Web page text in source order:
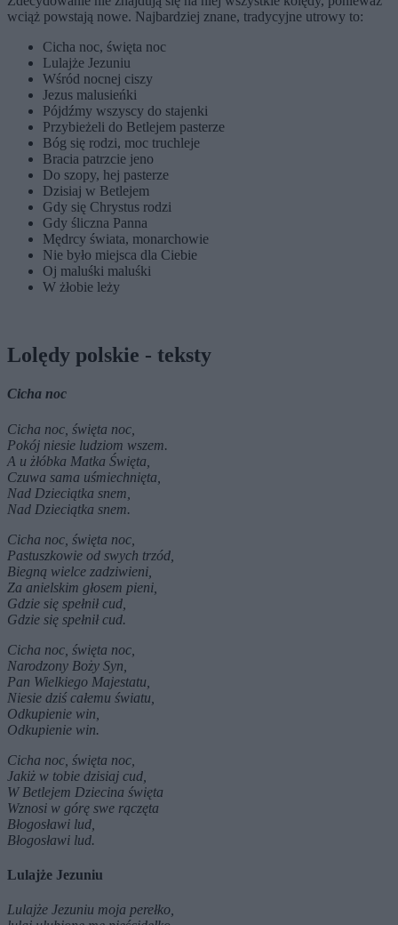
wciąż powstają nowe. Najbardziej znane, tradycyjne utrowy to:
Cicha noc, święta noc
Lulajże Jezuniu
Wśród nocnej ciszy
Jezus malusieńki
Pójdźmy wszyscy do stajenki
Przybieżeli do Betlejem pasterze
Bóg się rodzi, moc truchleje
Bracia patrzcie jeno
Do szopy, hej pasterze
Dzisiaj w Betlejem
Gdy się Chrystus rodzi
Gdy śliczna Panna
Mędrcy świata, monarchowie
Nie było miejsca dla Ciebie
Oj maluśki maluśki
W żłobie leży
Lolędy polskie - teksty
Cicha noc
Cicha noc, święta noc,
Pokój niesie ludziom wszem.
A u żłóbka Matka Święta,
Czuwa sama uśmiechnięta,
Nad Dzieciątka snem,
Nad Dzieciątka snem.
Cicha noc, święta noc,
Pastuszkowie od swych trzód,
Biegną wielce zadziwieni,
Za anielskim głosem pieni,
Gdzie się spełnił cud,
Gdzie się spełnił cud.
Cicha noc, święta noc,
Narodzony Boży Syn,
Pan Wielkiego Majestatu,
Niesie dziś całemu światu,
Odkupienie win,
Odkupienie win.
Cicha noc, święta noc,
Jakiż w tobie dzisiaj cud,
W Betlejem Dziecina święta
Wznosi w górę swe rączęta
Błogosławi lud,
Błogosławi lud.
Lulajże Jezuniu
Lulajże Jezuniu moja perełko,